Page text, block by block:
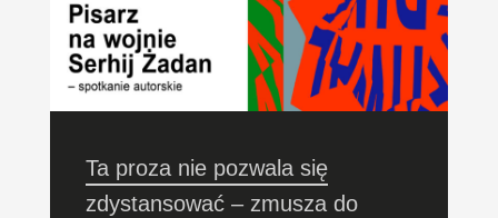
Ta proza nie pozwala się
zdystansować – zmusza do